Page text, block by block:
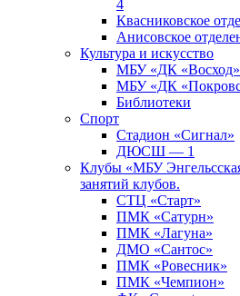
4
Квасниковское
Анисовское
Культура и искусство
МБУ «ДК «Восход»
МБУ «ДК
Библиотеки
Спорт
Стадион «Сигнал»
ДЮСШ — 1
Клубы «МБУ
занятий клубов.
СТЦ «Старт»
ПМК «Сатурн»
ПМК «Лагуна»
ДМО «Сантос»
ПМК «Ровесник»
ПМК «Чемпион»